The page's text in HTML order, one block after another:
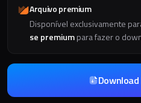
Arquivo premium
Disponível exclusivamente
se premiumpara fazer o
Download